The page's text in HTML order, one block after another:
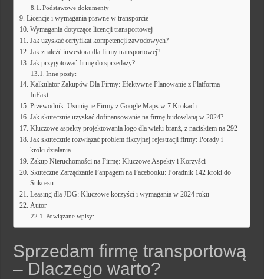
Podstawowe dokumenty
Licencje i wymagania prawne w transporcie
Wymagania dotyczące licencji transportowej
Jak uzyskać certyfikat kompetencji zawodowych?
Jak znaleźć inwestora dla firmy transportowej?
Jak przygotować firmę do sprzedaży?
Inne posty:
Kalkulator Zakupów Dla Firmy: Efektywne Planowanie z Platformą
InFakt
Przewodnik: Usunięcie Firmy z Google Maps w 7 Krokach
Jak skutecznie uzyskać dofinansowanie na firmę budowlaną w 2024?
Kluczowe aspekty projektowania logo dla wielu branż, z naciskiem na 292
Jak skutecznie rozwiązać problem fikcyjnej rejestracji firmy: Porady i
kroki działania
Zakup Nieruchomości na Firmę: Kluczowe Aspekty i Korzyści
Skuteczne Zarządzanie Fanpagem na Facebooku: Poradnik 142 kroki do
Sukcesu
Leasing dla JDG: Kluczowe korzyści i wymagania w 2024 roku
Autor
Powiązane wpisy:
Sprzedam firmę transportową
– Dlaczego warto?